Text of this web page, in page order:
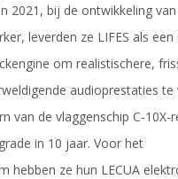
2021, bij de ontwikkeling
leverden ze LIFES als een
om realistischere,
audioprestaties te
van de vlaggenschip C-10X-
in 10 jaar. Voor het
hebben ze hun LECUA